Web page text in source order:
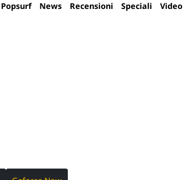
Popsurf News Recensioni Speciali Video